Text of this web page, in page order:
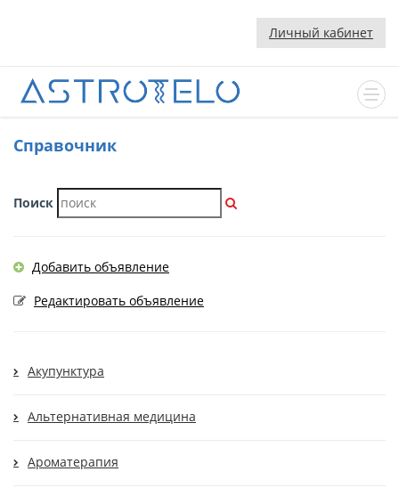
Личный кабинет
Cправочник
Поиск
Добавить объявление
Редактировать объявление
Акупунктура
Альтернативная медицина
Ароматерапия